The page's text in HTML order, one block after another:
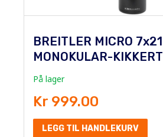
BREITLER MICRO 7x21
MONOKULAR-KIKKERT
På lager
Kr 999.00
LEGG TIL HANDLEKURV